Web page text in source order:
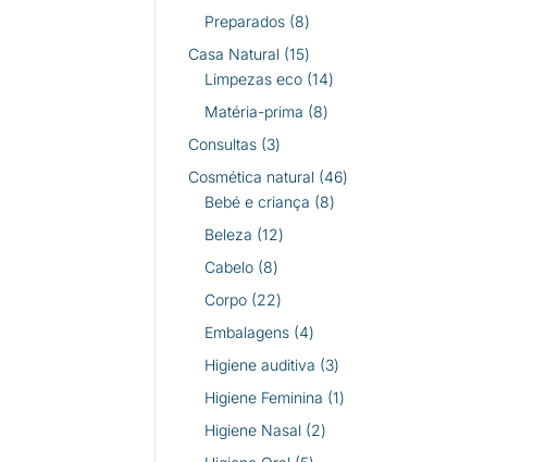
Preparados 88
produtos
Casa Natural 1515
produtos
Limpezas eco 1414
Matéria-prima 88
Consultas 33
produtos
Cosmética natural 4646
Bebé e criança 88
Beleza 1212
Cabelo 88
produtos
Corpo 2222
produtos
Embalagens 44
produtos
Higiene auditiva 33
produtos
Higiene Feminina 11
Higiene Nasal 22